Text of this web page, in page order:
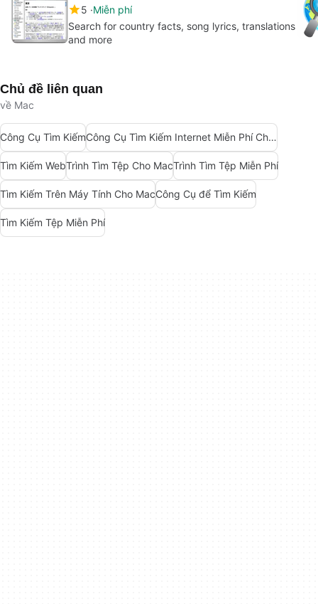
5 Miễn phí
Search for country facts, song lyrics, translations
and more
Chủ đề liên quan
về Mac
Công Cụ Tìm Kiếm Công Cụ Tìm Kiếm Internet Miễn Phí Cho Mac
Tìm Kiếm WebTrình Tìm Tệp Cho MacTrình Tìm Tệp Miễn Phí
Tìm Kiếm Trên Máy Tính Cho MacCông Cụ để Tìm Kiếm
Tìm Kiếm Tệp Miễn Phí